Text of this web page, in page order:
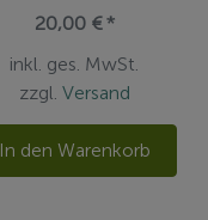
20,00 € *
inkl. ges. MwSt.
zzgl. Versand
In den Warenkorb